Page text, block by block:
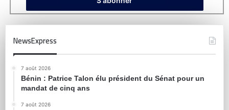
NewsExpress
7 août 2026
Bénin : Patrice Talon élu président du Sénat pour un
mandat de cinq ans
7 août 2026